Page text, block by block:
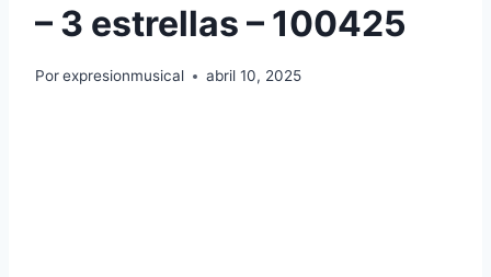
– 3 estrellas – 100425
Porexpresionmusical abril 10, 2025